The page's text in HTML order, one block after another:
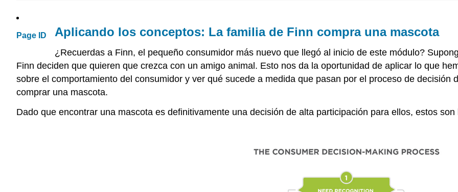
Page ID Aplicando los conceptos: La familia de Finn compra una mascota
¿Recuerdas a Finn, el pequeño consumidor más nuevo que llegó al inicio de este módulo?
Finn deciden que quieren que crezca con un amigo animal. Esto nos da la oportunidad de aplicar lo que
sobre el comportamiento del consumidor y ver qué sucede a medida que pasan por el proceso de decisión
comprar una mascota.
Dado que encontrar una mascota es definitivamente una decisión de alta participación para ellos, estos